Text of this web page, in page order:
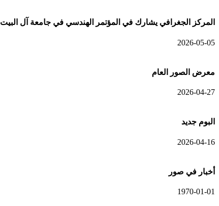
المركز الجغرافي يشارك في المؤتمر الهندسي في جامعة آل البيت
2026-05-05
معرض الصور العام
2026-04-27
البوم جديد
2026-04-16
أخبار في صور
1970-01-01